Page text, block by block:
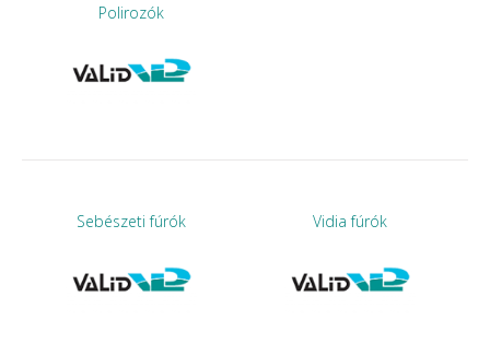
Polirozók
Sebészeti fúrók Vidia fúrók